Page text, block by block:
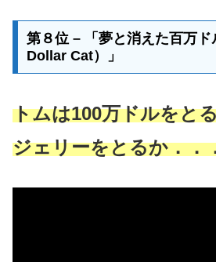
第８位 – 「夢と消えた百万
Dollar Cat）」
トムは100万ドルをと
ジェリーをとるか．．